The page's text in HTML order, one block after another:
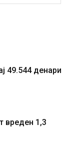
49.544 денари
вреден 1,3